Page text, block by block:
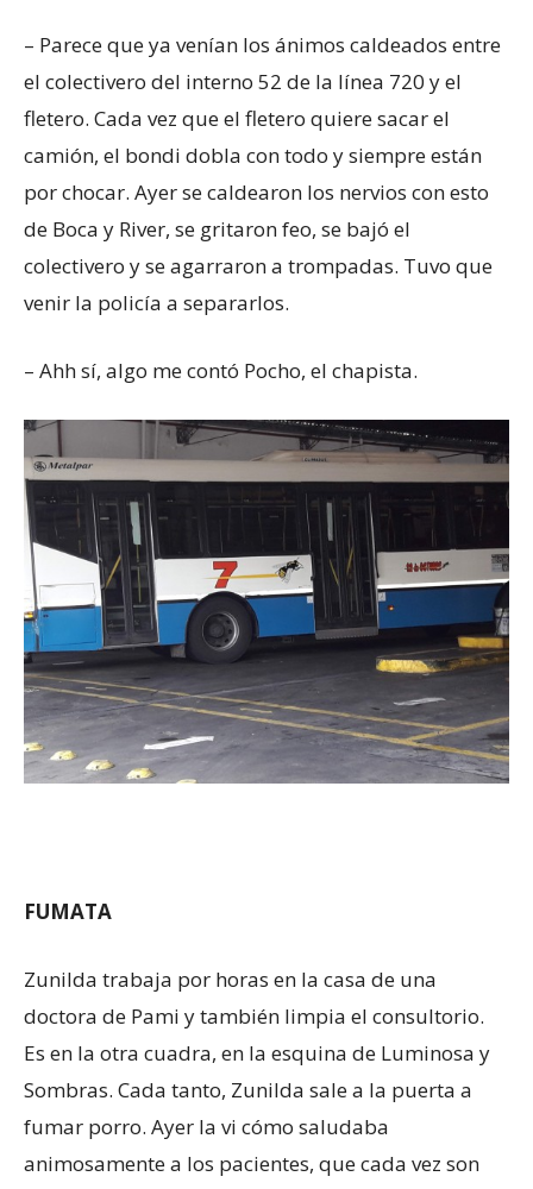
– Parece que ya venían los ánimos caldeados entre
el colectivero del interno 52 de la línea 720 y el
fletero. Cada vez que el fletero quiere sacar el
camión, el bondi dobla con todo y siempre están
por chocar. Ayer se caldearon los nervios con esto
de Boca y River, se gritaron feo, se bajó el
colectivero y se agarraron a trompadas. Tuvo que
venir la policía a separarlos.
– Ahh sí, algo me contó Pocho, el chapista.
FUMATA
Zunilda trabaja por horas en la casa de una
doctora de Pami y también limpia el consultorio.
Es en la otra cuadra, en la esquina de Luminosa y
Sombras. Cada tanto, Zunilda sale a la puerta a
fumar porro. Ayer la vi cómo saludaba
animosamente a los pacientes, que cada vez son